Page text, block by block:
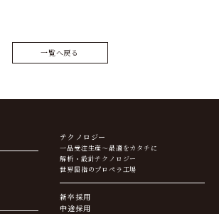
一覧へ戻る
テクノロジー
一品受注生産～最適をカタチに
解析・設計テクノロジー
世界屈指のプロペラ工場
新卒採用
中途採用